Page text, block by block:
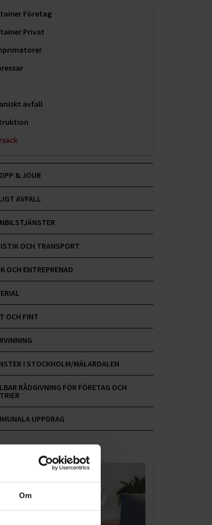
Om
Företag
Privat
avfall
& JOUR
AVFALL
OCH TRANSPORT
OCH ENTREPRENAD
OCH FINT
I STOCKHOLM/MÄLARDALEN
RÅDGIVNING FÖR FÖRETAG OCH
UPPDRAG